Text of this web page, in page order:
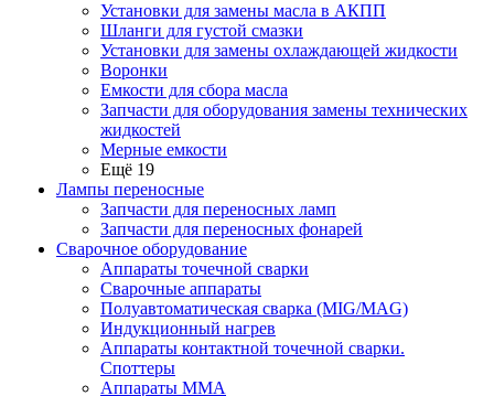
Установки для замены масла в АКПП
Шланги для густой смазки
Установки для замены охлаждающей жидкости
Воронки
Емкости для сбора масла
Запчасти для оборудования замены технических
жидкостей
Мерные емкости
Ещё 19
Лампы переносные
Запчасти для переносных ламп
Запчасти для переносных фонарей
Сварочное оборудование
Аппараты точечной сварки
Сварочные аппараты
Полуавтоматическая сварка (MIG/MAG)
Индукционный нагрев
Аппараты контактной точечной сварки.
Споттеры
Аппараты MMA